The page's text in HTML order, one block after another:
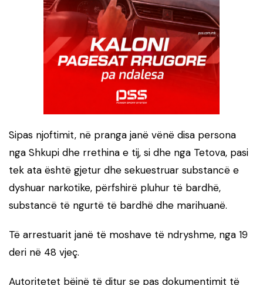
Sipas njoftimit, në pranga janë vënë disa persona
nga Shkupi dhe rrethina e tij, si dhe nga Tetova, pasi
tek ata është gjetur dhe sekuestruar substancë e
dyshuar narkotike, përfshirë pluhur të bardhë,
substancë të ngurtë të bardhë dhe marihuanë.
Të arrestuarit janë të moshave të ndryshme, nga 19
deri në 48 vjeç.
Autoritetet bëjnë të ditur se pas dokumentimit të